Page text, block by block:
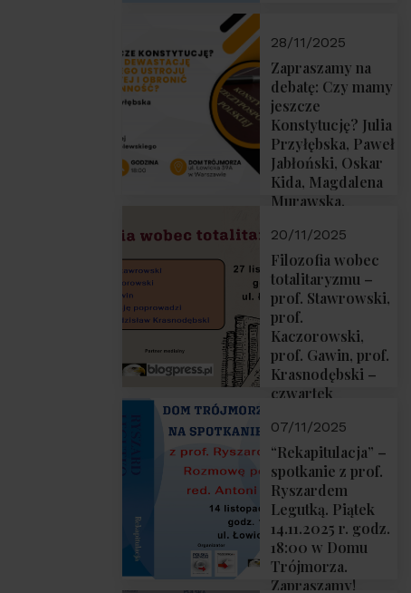
28/11/2025
Zapraszamy na
debatę: Czy mamy
jeszcze
Konstytucję? Julia
Przyłębska, Paweł
Jabłoński, Oskar
Kida, Magdalena
Murawska,
Sobolewski – 4
grudnia 2025 r.
godz. 18:00.
20/11/2025
Filozofia wobec
totalitaryzmu –
prof. Stawrowski,
prof.
Kaczorowski,
prof. Gawin, prof.
Krasnodębski –
czwartek
18:00
07/11/2025
“Rekapitulacja” –
spotkanie z prof.
Ryszardem
Legutką. Piątek
14.11.2025 r. godz.
18:00 w Domu
Trójmorza.
Zapraszamy!